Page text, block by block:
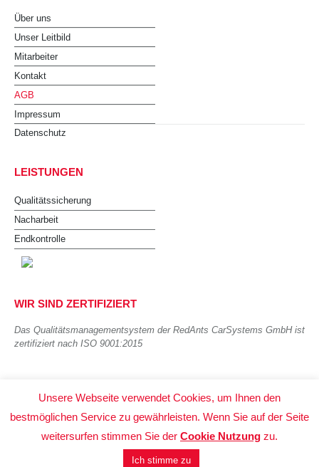
Über uns
Unser Leitbild
Mitarbeiter
Kontakt
AGB
Impressum
Datenschutz
LEISTUNGEN
Qualitätssicherung
Nacharbeit
Endkontrolle
WIR SIND ZERTIFIZIERT
Das Qualitätsmanagementsystem der RedAnts CarSystems GmbH ist
zertifiziert nach ISO 9001:2015
© 2016 RedAnts CarSystems GmbH Leipzig | Webdesign,
Programmierung & SEO: w3u.one
Unsere Webseite verwendet Cookies, um Ihnen den
bestmöglichen Service zu gewährleisten. Wenn Sie auf der Seite
weitersurfen stimmen Sie der Cookie Nutzung zu.
Ich stimme zu